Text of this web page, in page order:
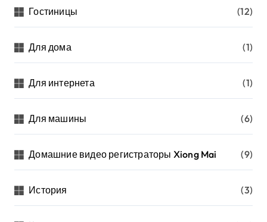
Гостиницы (12)
Для дома (1)
Для интернета (1)
Для машины (6)
Домашние видео регистраторы Xiong Mai (9)
История (3)